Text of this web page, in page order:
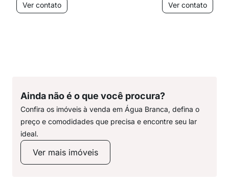
Ver contato
Ver contato
Ainda não é o que você procura?
Confira os imóveis à venda em Água Branca, defina o
preço e comodidades que precisa e encontre seu lar
ideal.
Ver mais imóveis